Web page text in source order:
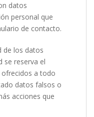
datos
personal que
de contacto.
de los datos
se reserva el
ofrecidos a todo
datos falsos o
acciones que